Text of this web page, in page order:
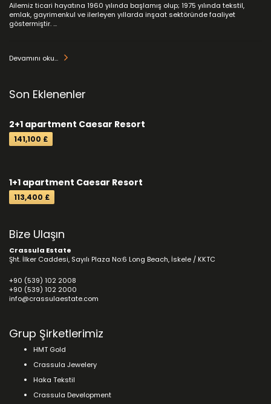
Ailemiz ticari hayatına 1960 yılında başlamış olup; 1975 yılında tekstil,
emlak, gayrimenkul ve ilerleyen yıllarda inşaat sektöründe faaliyet
göstermiştir. ...
Devamını oku...
Son Eklenenler
2+1 apartment Caesar Resort
141,100 £
1+1 apartment Caesar Resort
113,400 £
Bize Ulaşın
Crassula Estate
Şht. İlker Caddesi, Sayılı Plaza No:6 Long Beach, İskele / KKTC
+90 (539) 102 2008
+90 (539) 102 2000
info@crassulaestate.com
Grup Şirketlerimiz
HMT Gold
Crassula Jewelery
Haka Tekstil
Crassula Development